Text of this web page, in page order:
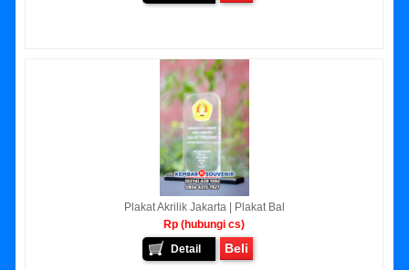
Plakat Akrilik Jakarta | Plakat Bal
Rp (hubungi cs)
Detail
Beli